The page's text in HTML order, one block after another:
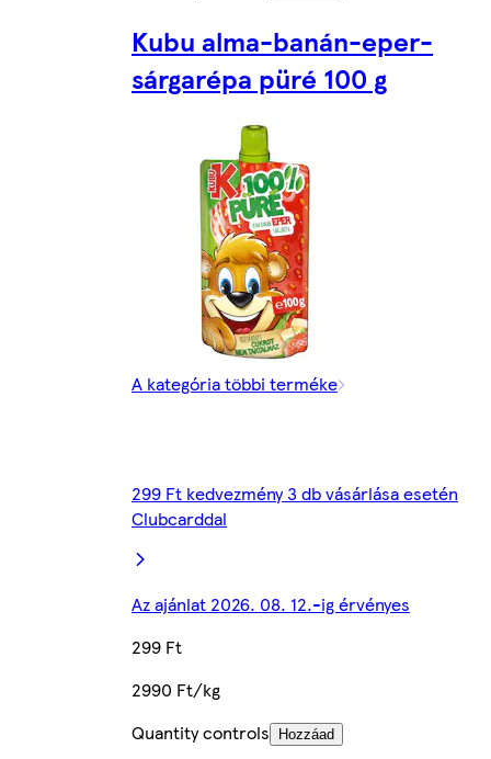
Kubu alma-banán-eper-
sárgarépa püré 100 g
A kategória többi terméke
299 Ft kedvezmény 3 db vásárlása esetén
Clubcarddal
Az ajánlat 2026. 08. 12.-ig érvényes
299 Ft
2990 Ft/kg
Quantity controls
Hozzáad